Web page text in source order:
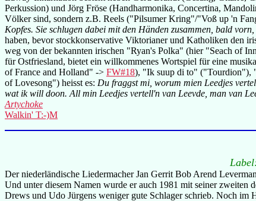
Perkussion) und Jörg Fröse (Handharmonika, Concertina,
Völker sind, sondern z.B. Reels ("Pilsumer Kring"/"Voß up 'n
Kopfes. Sie schlugen dabei mit den Händen zusammen, bald
haben, bevor stockkonservative Viktorianer und Katholiken den
weg von der bekannten irischen "Ryan's Polka" (hier "Seach of
für Ostfriesland, bietet ein willkommenes Wortspiel für eine
of France and Holland" -> FW#18), "Ik suup di to" ("Tourdion"),
of Lovesong") heisst es: Du fraggst mi, worum mien Leedjes
wat ik will doon. All min Leedjes vertell'n van Leevde, man van
Artychoke
Walkin' T:-)M
Der niederländische Liedermacher Jan Gerrit Bob Arend
Und unter diesem Namen wurde er auch 1981 mit seiner
Drews und Udo Jürgens weniger gute Schlager schrieb. Noch im